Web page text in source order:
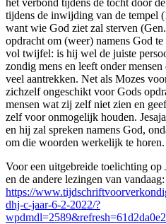
tijdens de inwijding van de tempel
want wie God ziet zal sterven
opdracht om (weer) namens God
vol twijfel: is hij wel de juiste
zondig mens en leeft onder
veel aantrekken. Net als Mozes
zichzelf ongeschikt voor Gods
mensen wat zij zelf niet zien en
zelf voor onmogelijk houden.
en hij zal spreken namens God,
om die woorden werkelijk te horen.
Voor een uitgebreide toelichting op
en de andere lezingen van
https://
dhj-c-jaar-6-2-2022/?